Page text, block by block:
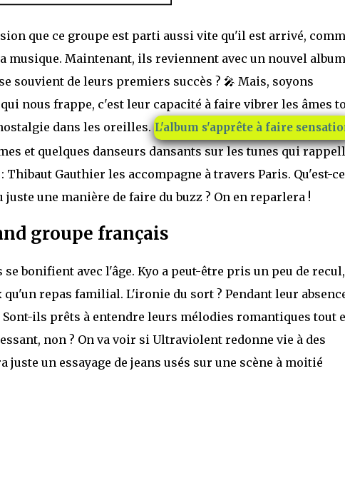
que ce groupe est parti aussi vite qu'il est arrivé,
musique. Maintenant, ils reviennent avec un nouvel
souvient de leurs premiers succès ? 🎤 Mais, soyons
nous frappe, c'est leur capacité à faire vibrer les âmes
dans les oreilles.L'album s'apprête à faire
et quelques danseurs dansants sur les tunes qui
Thibaut Gauthier les accompagne à travers Paris. Qu'est-ce
une manière de faire du buzz ? On en reparlera !
groupe français
bonifient avec l'âge. Kyo a peut-être pris un peu de recul,
repas familial. L'ironie du sort ? Pendant leur
ils prêts à entendre leurs mélodies romantiques tout
non ? On va voir si Ultraviolent redonne vie à des
juste un essayage de jeans usés sur une scène à moitié